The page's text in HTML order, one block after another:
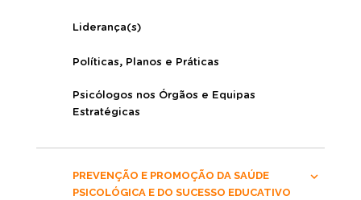
Liderança(s)
Políticas, Planos e Práticas
Psicólogos nos Órgãos e Equipas
Estratégicas
PREVENÇÃO E PROMOÇÃO DA SAÚDE
PSICOLÓGICA E DO SUCESSO EDUCATIVO